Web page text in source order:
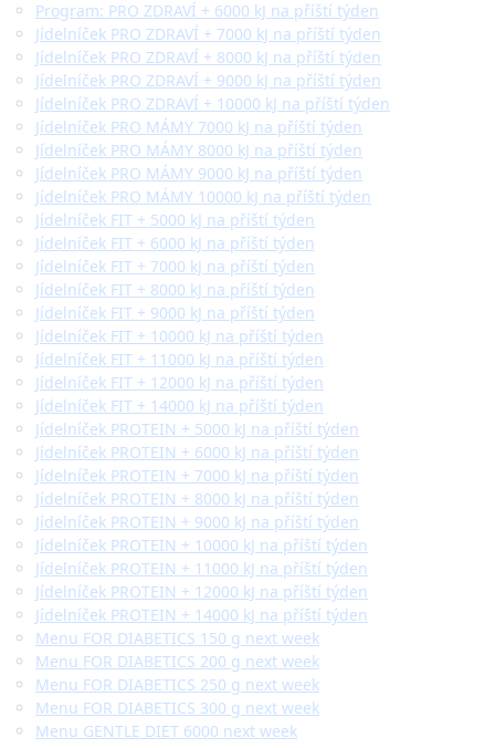
Program: PRO ZDRAVÍ + 6000 kJ na příští týden
Jídelníček PRO ZDRAVÍ + 7000 kJ na příští týden
Jídelníček PRO ZDRAVÍ + 8000 kJ na příští týden
Jídelníček PRO ZDRAVÍ + 9000 kJ na příští týden
Jídelníček PRO ZDRAVÍ + 10000 kJ na příští týden
Jídelníček PRO MÁMY 7000 kJ na příští týden
Jídelníček PRO MÁMY 8000 kJ na příští týden
Jídelníček PRO MÁMY 9000 kJ na příští týden
Jídelníček PRO MÁMY 10000 kJ na příští týden
Jídelníček FIT + 5000 kJ na příští týden
Jídelníček FIT + 6000 kJ na příští týden
Jídelníček FIT + 7000 kJ na příští týden
Jídelníček FIT + 8000 kJ na příští týden
Jídelníček FIT + 9000 kJ na příští týden
Jídelníček FIT + 10000 kJ na příští týden
Jídelníček FIT + 11000 kJ na příští týden
Jídelníček FIT + 12000 kJ na příští týden
Jídelníček FIT + 14000 kJ na příští týden
Jídelníček PROTEIN + 5000 kJ na příští týden
Jídelníček PROTEIN + 6000 kJ na příští týden
Jídelníček PROTEIN + 7000 kJ na příští týden
Jídelníček PROTEIN + 8000 kJ na příští týden
Jídelníček PROTEIN + 9000 kJ na příští týden
Jídelníček PROTEIN + 10000 kJ na příští týden
Jídelníček PROTEIN + 11000 kJ na příští týden
Jídelníček PROTEIN + 12000 kJ na příští týden
Jídelníček PROTEIN + 14000 kJ na příští týden
Menu FOR DIABETICS 150 g next week
Menu FOR DIABETICS 200 g next week
Menu FOR DIABETICS 250 g next week
Menu FOR DIABETICS 300 g next week
Menu GENTLE DIET 6000 next week